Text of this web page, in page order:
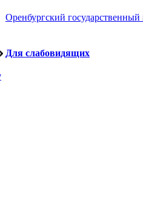
Оренбургский
Для слабовидящих